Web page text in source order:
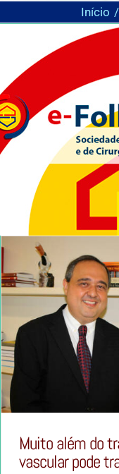
Início
Muito além do
vascular pode